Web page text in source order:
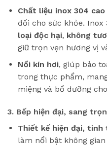
Chất liệu inox 304 cao
đối cho sức khỏe. Inox
loại độc hại, không
giữ trọn vẹn hương vị
Nồi kín hơi, giúp bảo
trong thực phẩm,
miệng và bổ dưỡng
3. Bếp hiện đại, sang
Thiết kế hiện đại, tinh
làm nổi bật không